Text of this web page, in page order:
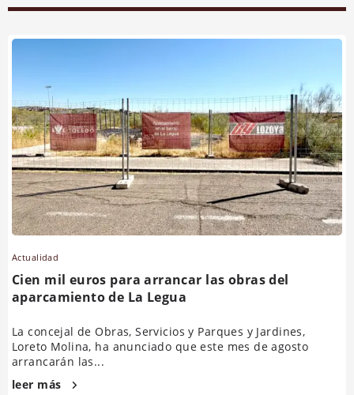
Actualidad
Cien mil euros para arrancar las obras del
aparcamiento de La Legua
La concejal de Obras, Servicios y Parques y Jardines,
Loreto Molina, ha anunciado que este mes de agosto
arrancarán las...
leer más